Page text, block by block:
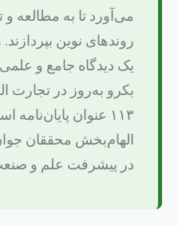
می‌آورد تا به مطالعه
روندهای نوین
یک دیدگاه جامع و
بکرو به‌روز در تجارت
۱۱۳ عنوان
الهام‌بخش محققان
در پیشرفت علم و